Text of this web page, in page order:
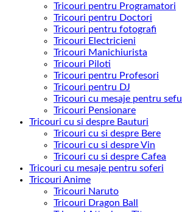
Tricouri pentru Programatori
Tricouri pentru Doctori
Tricouri pentru fotografi
Tricouri Electricieni
Tricouri Manichiurista
Tricouri Piloti
Tricouri pentru Profesori
Tricouri pentru DJ
Tricouri cu mesaje pentru sefu
Tricouri Pensionare
Tricouri cu si despre Bauturi
Tricouri cu si despre Bere
Tricouri cu si despre Vin
Tricouri cu si despre Cafea
Tricouri cu mesaje pentru soferi
Tricouri Anime
Tricouri Naruto
Tricouri Dragon Ball